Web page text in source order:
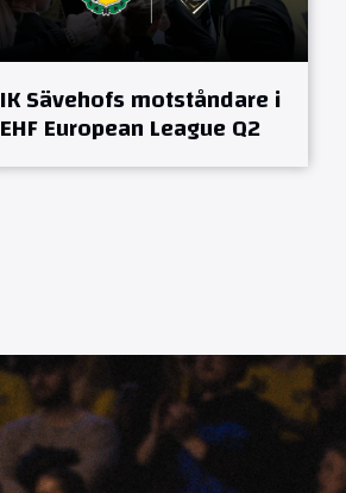
IK Sävehofs motståndare i
EHF European League Q2